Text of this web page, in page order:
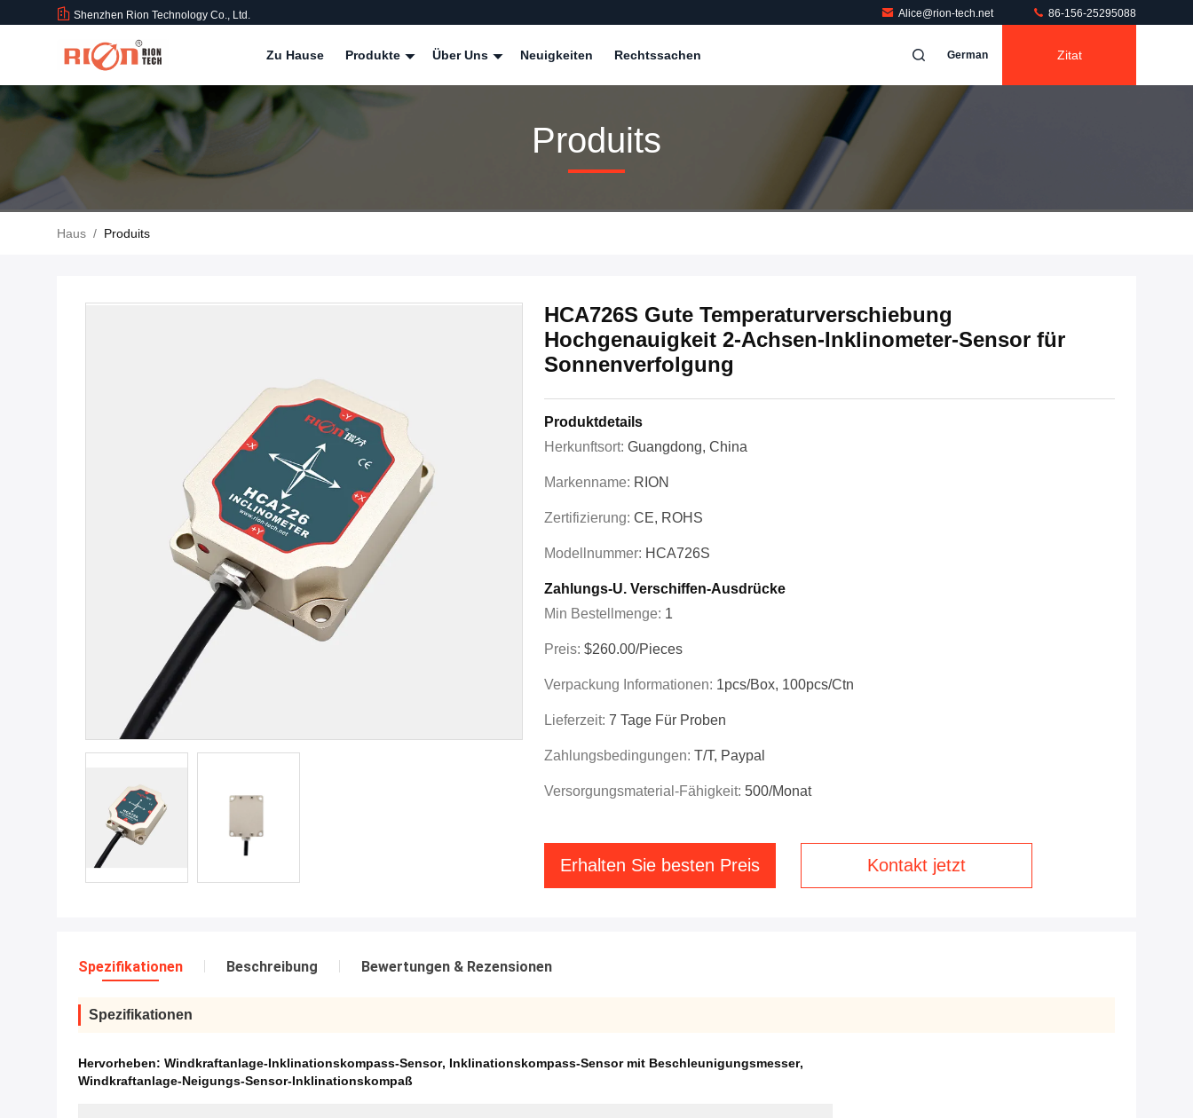
Shenzhen Rion Technology Co., Ltd. Alice@rion-tech.net 86-156-25295088
Zu Hause Produkte Über Uns Neuigkeiten Rechtssachen German Zitat
Produits
Haus / Produits
HCA726S Gute Temperaturverschiebung
Hochgenauigkeit 2-Achsen-Inklinometer-Sensor für
Sonnenverfolgung
Produktdetails
Herkunftsort: Guangdong, China
Markenname: RION
Zertifizierung: CE, ROHS
Modellnummer: HCA726S
Zahlungs-U. Verschiffen-Ausdrücke
Min Bestellmenge: 1
Preis: $260.00/Pieces
Verpackung Informationen: 1pcs/box, 100pcs/ctn
Lieferzeit: 7 Tage Für Proben
Zahlungsbedingungen: T/T, Paypal
Versorgungsmaterial-Fähigkeit: 500/Monat
Erhalten Sie besten Preis Kontakt jetzt
Spezifikationen Beschreibung Bewertungen & Rezensionen
Spezifikationen
Hervorheben: Windkraftanlage-Inklinationskompass-Sensor, Inklinationskompass-Sensor mit Beschleunigungsmesser,
Windkraftanlage-Neigungs-Sensor-Inklinationskompaß